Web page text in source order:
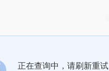
正在查询中，请刷新重试